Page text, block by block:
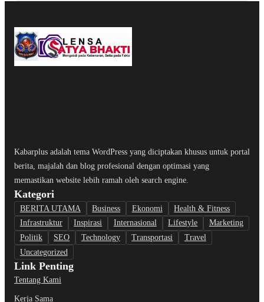
Kabarplus adalah tema WordPress yang diciptakan khusus untuk portal
berita, majalah dan blog profesional dengan optimasi yang
memastikan website lebih ramah oleh search engine.
Kategori
BERITA UTAMA Business Ekonomi
Health & Fitness
Infrastruktur
Inspirasi Internasional Lifestyle
Marketing
Politik
SEO Technology Transportasi
Travel
Uncategorized
Link Penting
Tentang Kami
Kerja Sama